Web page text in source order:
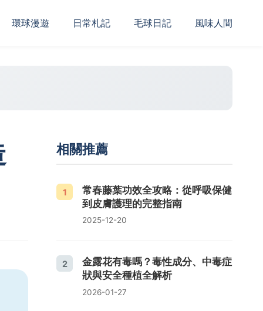
‌環球漫遊 日常札記 毛球日記 風味人間
相關推薦
1
常春藤葉功效全攻略：從呼吸保健
到皮膚護理的完整指南
2025-12-20
2
金露花有毒嗎？毒性成分、中毒症
狀與安全種植全解析
2026-01-27